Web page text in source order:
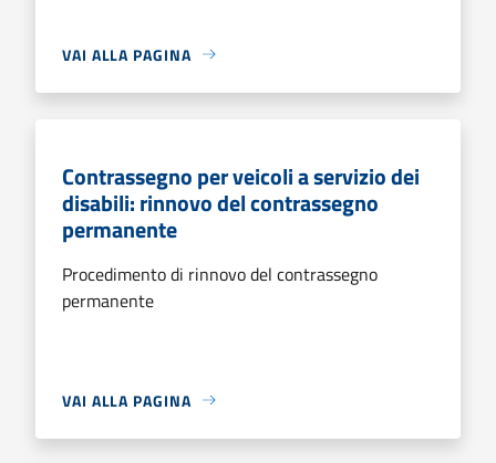
VAI ALLA PAGINA
Contrassegno per veicoli a servizio dei
disabili: rinnovo del contrassegno
permanente
Procedimento di rinnovo del contrassegno
permanente
VAI ALLA PAGINA